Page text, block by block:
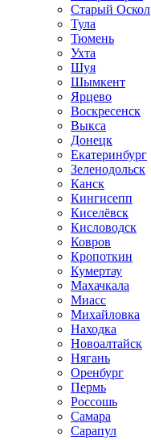
Старый Оскол
Тула
Тюмень
Ухта
Шуя
Шымкент
Ярцево
Воскресенск
Выкса
Донецк
Екатеринбург
Зеленодольск
Канск
Кингисепп
Киселёвск
Кисловодск
Ковров
Кропоткин
Кумертау
Махачкала
Миасс
Михайловка
Находка
Новоалтайск
Нягань
Оренбург
Пермь
Россошь
Самара
Сарапул